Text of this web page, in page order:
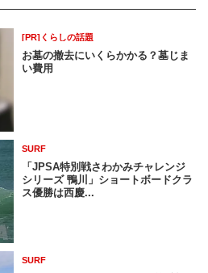
[PR]くらしの話題
お墓の撤去にいくらかかる？墓じま
い費用
SURF
「JPSA特別戦さわかみチャレンジ
シリーズ 鴨川」ショートボードクラ
ス優勝は西慶...
SURF